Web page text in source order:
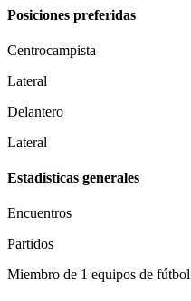
Posiciones preferidas
Centrocampista
Lateral
Delantero
Lateral
Estadisticas generales
Encuentros
Partidos
Miembro de 1 equipos de fútbol